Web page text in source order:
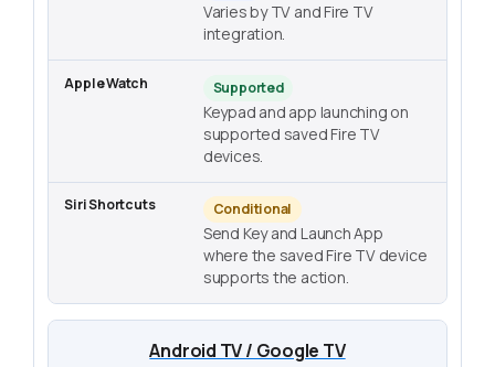
Varies by TV and Fire TV
integration.
Supported
Keypad and app launching on
supported saved Fire TV
devices.
Conditional
Send Key and Launch App
where the saved Fire TV device
supports the action.
Android TV / Google TV